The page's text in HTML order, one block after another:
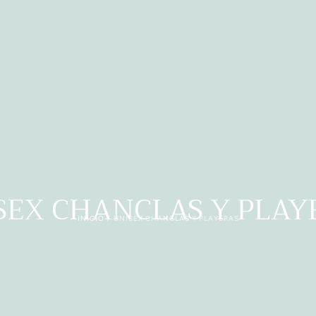
INICIO / UNISEX CHANCLAS Y PLAYERAS
CHANCLAS Y